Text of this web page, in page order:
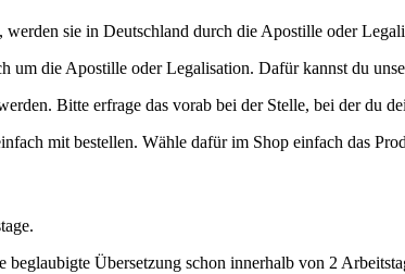
sie in Deutschland durch die Apostille oder
um die Apostille oder Legalisation. Dafür kannst du
Bitte erfrage das vorab bei der Stelle, bei der du
mit bestellen. Wähle dafür im Shop einfach das
Übersetzung schon innerhalb von 2